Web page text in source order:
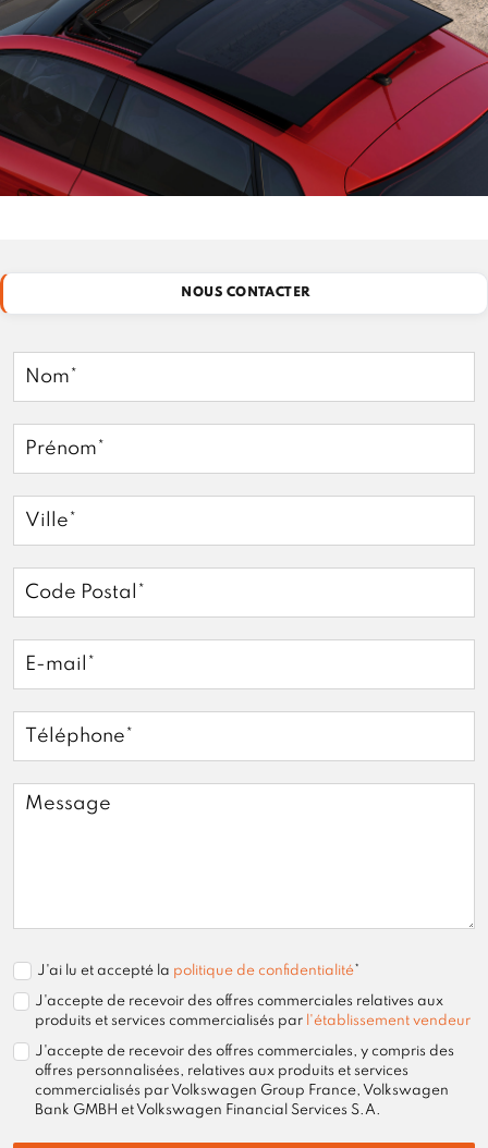
NOUS CONTACTER
J'ai lu et accepté la politique de confidentialité*
J'accepte de recevoir des offres commerciales relatives aux
produits et services commercialisés par l'établissement vendeur
J'accepte de recevoir des offres commerciales, y compris des
offres personnalisées, relatives aux produits et services
commercialisés par Volkswagen Group France, Volkswagen
Bank GMBH et Volkswagen Financial Services S.A.